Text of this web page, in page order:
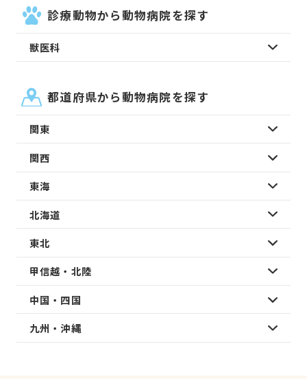
診療動物から動物病院を探す
獣医科
都道府県から動物病院を探す
関東
関西
東海
北海道
東北
甲信越・北陸
中国・四国
九州・沖縄